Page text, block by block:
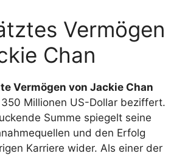
Vermögen
Chan
Vermögen von Jackie Chan
Millionen US-Dollar beziffert.
Summe spiegelt seine
und den Erfolg
Karriere wider. Als einer der